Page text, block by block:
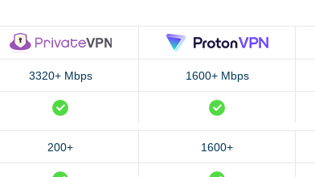
3320+ Mbps 1600+ Mbps
200+ 1600+